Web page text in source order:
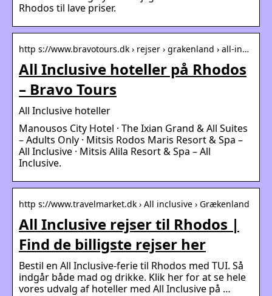
Rhodos til lave priser.
http s://www.bravotours.dk › rejser › grakenland › all-in…
All Inclusive hoteller på Rhodos
– Bravo Tours
All Inclusive hoteller
Manousos City Hotel · The Ixian Grand & All Suites
– Adults Only · Mitsis Rodos Maris Resort & Spa –
All Inclusive · Mitsis Alila Resort & Spa – All
Inclusive.
http s://www.travelmarket.dk › All inclusive › Grækenland
All Inclusive rejser til Rhodos |
Find de billigste rejser her
Bestil en All Inclusive-ferie til Rhodos med TUI. Så
indgår både mad og drikke. Klik her for at se hele
vores udvalg af hoteller med All Inclusive på …